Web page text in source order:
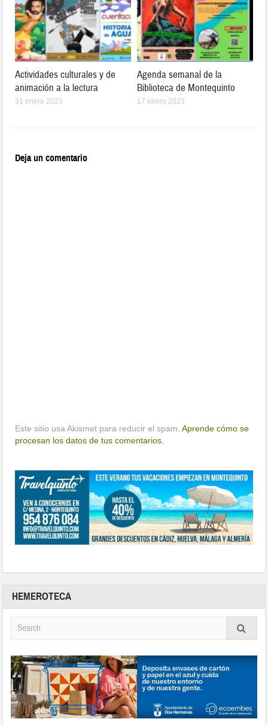
Actividades culturales y de
animación a la lectura
31 enero 2023
Agenda semanal de la
Biblioteca de Montequinto
17 enero 2023
Deja un comentario
Este sitio usa Akismet para reducir el spam.Aprende cómo se
procesan los datos de tus comentarios.
HEMEROTECA